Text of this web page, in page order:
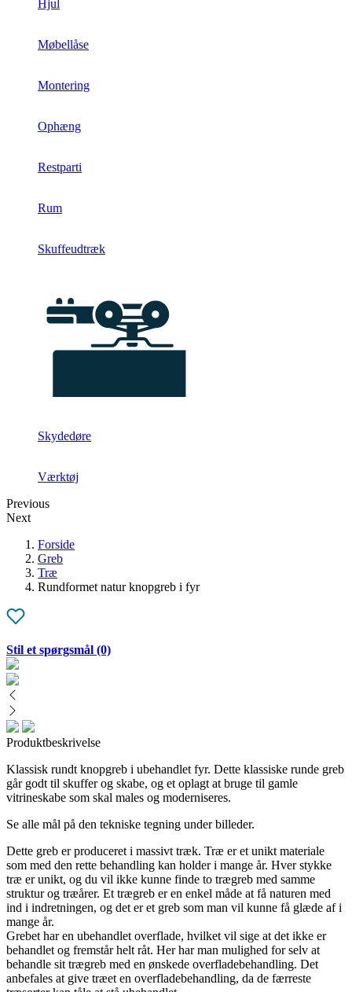
Hjul
Møbellåse
Montering
Ophæng
Restparti
Rum
Skuffeudtræk
Skydedøre
Værktøj
Previous
Next
Forside
Greb
Træ
Rundformet natur knopgreb i fyr
Stil et spørgsmål (0)
Produktbeskrivelse
Klassisk rundt knopgreb i ubehandlet fyr. Dette klassiske runde greb
går godt til skuffer og skabe, og et oplagt at bruge til gamle
vitrineskabe som skal males og moderniseres.
Se alle mål på den tekniske tegning under billeder.
Dette greb er produceret i massivt træk. Træ er et unikt materiale
som med den rette behandling kan holder i mange år. Hver stykke
træ er unikt, og du vil ikke kunne finde to trægreb med samme
struktur og træårer. Et trægreb er en enkel måde at få naturen med
ind i indretningen, og det er et greb som man vil kunne få glæde af i
mange år.
Grebet har en ubehandlet overflade, hvilket vil sige at det ikke er
behandlet og fremstår helt råt. Her har man mulighed for selv at
behandle sit trægreb med en ønskede overfladebehandling. Det
anbefales at give træet en overfladebehandling, da de færreste